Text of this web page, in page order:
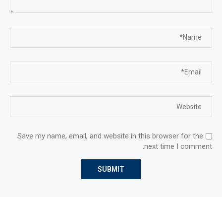
Save my name, email, and website in this browser for the
next time I comment.